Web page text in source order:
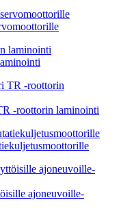
-roottorin laminointi
ajoneuvoille-